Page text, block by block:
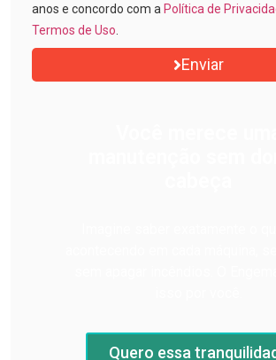
anos e concordo com a Política de
Termos de Uso
Enviar
Quero essa